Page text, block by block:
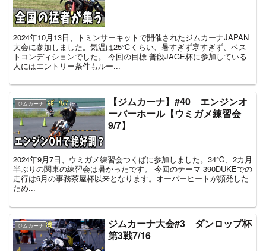
2024年10月13日、トミンサーキットで開催されたジムカーナJAPAN
大会に参加しました。気温は25℃くらい、暑すぎず寒すぎず、ベス
トコンディションでした。 今回の目標 普段JAGE杯に参加している
人にはエントリー条件もルー...
ジムカーナ
【ジムカーナ】#40 エンジンオ
ーバーホール【ウミガメ練習会
9/7】
2024年9月7日、ウミガメ練習会つくばに参加しました。34℃、2カ月
半ぶりの関東の練習会は暑かったです。 今回のテーマ 390DUKEでの
走行は6月の事務茶屋杯以来となります。オーバーヒートが頻発した
ため...
ジムカーナ
ジムカーナ大会#3 ダンロップ杯
第3戦7/16